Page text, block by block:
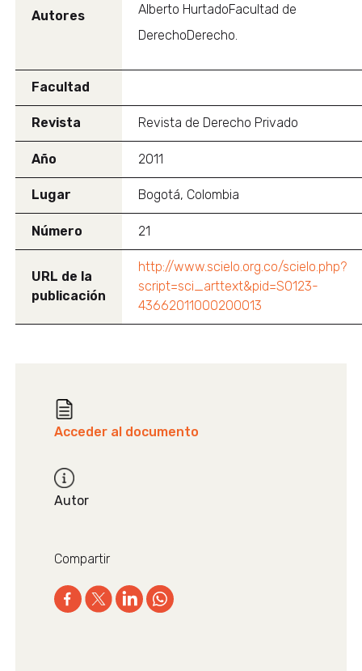
Autores
Alberto HurtadoFacultad de
DerechoDerecho.
Facultad
Revista Revista de Derecho Privado
Año 2011
Lugar Bogotá, Colombia
Número 21
URL de la
publicación
http://www.scielo.org.co/scielo.php?
script=sci_arttext&pid=S0123-
43662011000200013
Acceder al documento
Autor
Compartir